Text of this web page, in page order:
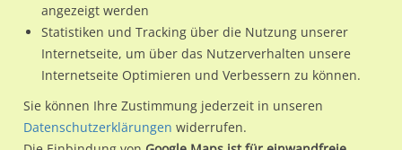
51105 / Köln, Stadt / Gremberg
Nutze günstige Werbemöglichkeiten am Standort Poll-
Vingster Str. 152-160im Ortsteil Gremberg)in Köln, Stadt.
Wir erheben für jede unserer Werbeflächen individuelle und
angezeigt werden
Statistiken und Tracking über die Nutzung unserer
Internetseite, um über das Nutzerverhalten unsere
Internetseite Optimieren und Verbessern zu können.
Sie können Ihre Zustimmung jederzeit in unseren
Datenschutzerklärungen widerrufen.